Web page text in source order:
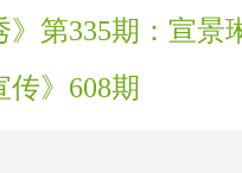
》第335期：宣景
传》608期